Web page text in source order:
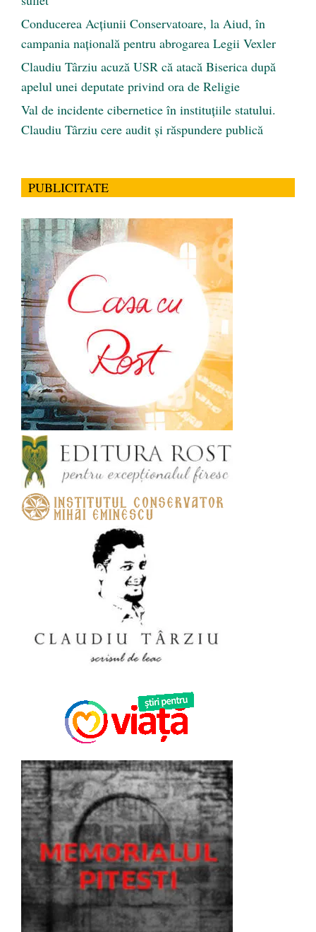
Conducerea Acțiunii Conservatoare, la Aiud, în
campania națională pentru abrogarea Legii Vexler
Claudiu Târziu acuză USR că atacă Biserica după
apelul unei deputate privind ora de Religie
Val de incidente cibernetice în instituțiile statului.
Claudiu Târziu cere audit și răspundere publică
PUBLICITATE